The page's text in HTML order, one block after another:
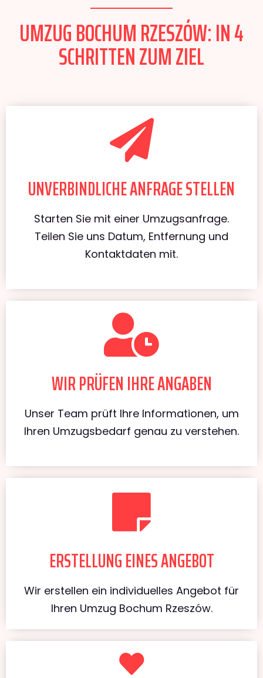
UMZUG BOCHUM RZESZÓW: IN 4
SCHRITTEN ZUM ZIEL
UNVERBINDLICHE ANFRAGE STELLEN
Starten Sie mit einer Umzugsanfrage.
Teilen Sie uns Datum, Entfernung und
Kontaktdaten mit.
WIR PRÜFEN IHRE ANGABEN
Unser Team prüft Ihre Informationen, um
Ihren Umzugsbedarf genau zu verstehen.
ERSTELLUNG EINES ANGEBOT
Wir erstellen ein individuelles Angebot für
Ihren Umzug Bochum Rzeszów.